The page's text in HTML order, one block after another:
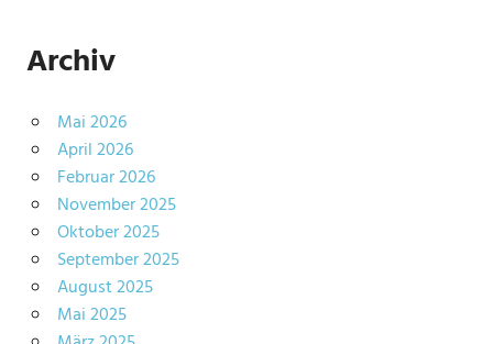
Archiv
Mai 2026
April 2026
Februar 2026
November 2025
Oktober 2025
September 2025
August 2025
Mai 2025